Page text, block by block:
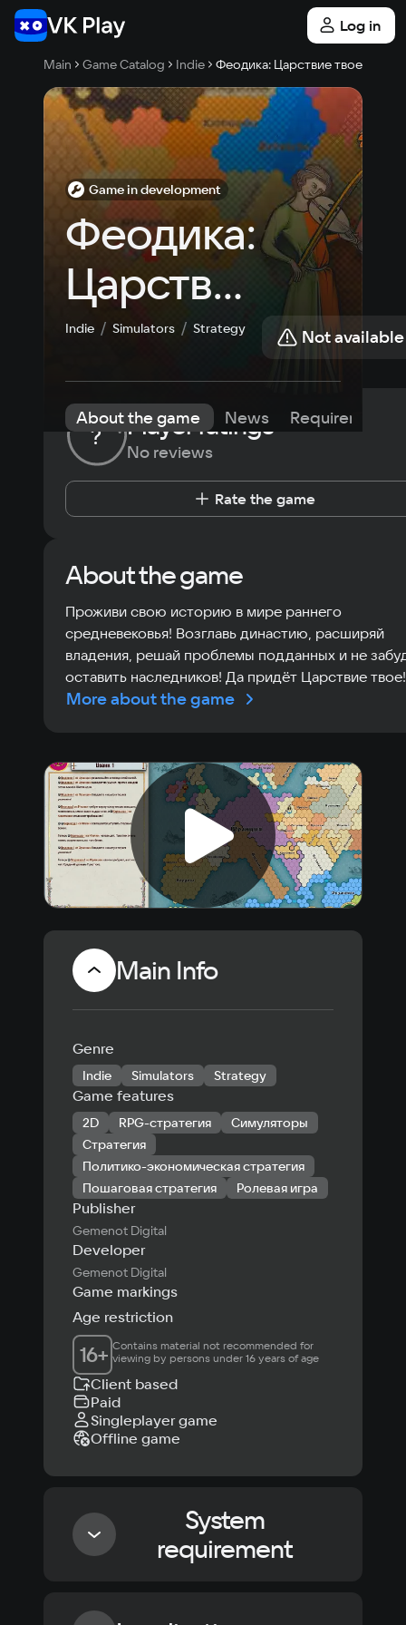
Log in
Main Game Catalog Indie Феодика: Царствие твое
Game in development
Феодика:
Царствие
твое
Indie Simulators Strategy Not
About the game News Requirements
? Player ratings
No reviews
Rate the game
About the game
Проживи свою историю в мире раннего
средневековья! Возглавь династию, расширяй
владения, решай проблемы подданных и не
оставить наследников! Да придёт Царствие твое!
More about the game
Main Info
Genre
Indie Simulators Strategy
Game features
2D RPG-стратегия
Симуляторы
Стратегия
Политико-экономическая стратегия
Пошаговая стратегия
Ролевая игра
Publisher
Gemenot Digital
Developer
Gemenot Digital
Game markings
Age restriction
16+ Contains material not recommended for
viewing by persons under 16 years of age
Client based
Paid
Singleplayer game
Offline game
System
requirement